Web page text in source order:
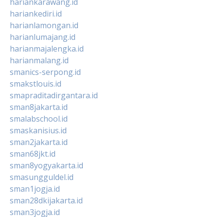
hariankediri.id
harianlamongan.id
harianlumajang.id
harianmajalengka.id
harianmalang.id
smanics-serpong.id
smakstlouis.id
smapraditadirgantara.id
sman8jakarta.id
smalabschool.id
smaskanisius.id
sman2jakarta.id
sman68jkt.id
sman8yogyakarta.id
smasungguldel.id
sman1jogja.id
sman28dkijakarta.id
sman3jogja.id